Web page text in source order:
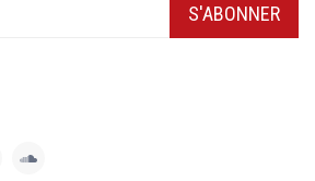
S'ABONNER